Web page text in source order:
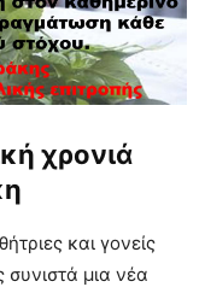
χρονιά
και γονείς
μια νέα